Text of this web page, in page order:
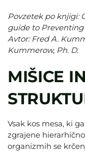
Povzetek po knjigi:
guide to Preventing
Avtor: Fred A.
Kummerow, Ph. D.
MIŠICE
Vsak kos mesa, ki
zgrajene
organizmih se